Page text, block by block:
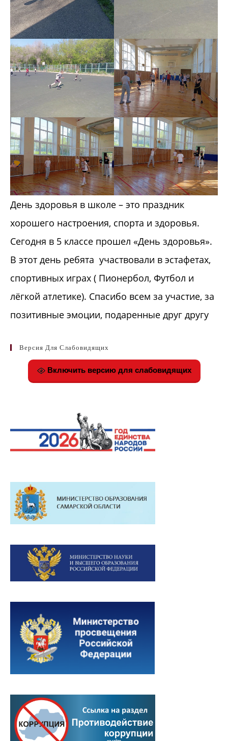
День здоровья в школе – это праздник
хорошего настроения, спорта и здоровья.
Сегодня в 5 классе прошел «День здоровья».
В этот день ребята участвовали в эстафетах,
спортивных играх ( Пионербол, Футбол и
лёгкой атлетике). Спасибо всем за участие, за
позитивные эмоции, подаренные друг другу
Версия Для Слабовидящих
Включить версию для слабовидящих